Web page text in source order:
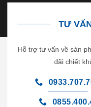
TƯ
Hỗ trợ tư vấn về sản
đãi chiết